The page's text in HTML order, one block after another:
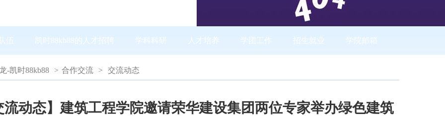
伍 凯时88kb88的人才招聘 学科科研 人才培养 学团工作 招生就业 学院邮箱
-凯时88kb88 > 合作交流 > 交流动态
流动态】建筑工程学院邀请荣华建设集团两位专家举办绿色建筑